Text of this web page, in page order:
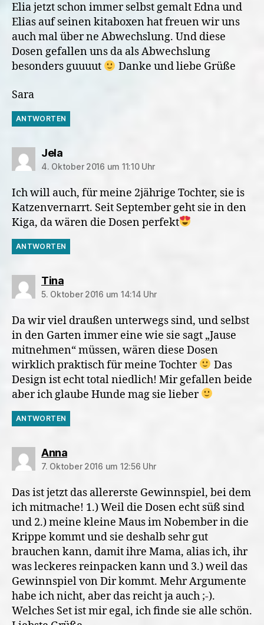
Elia jetzt schon immer selbst gemalt Edna und
Elias auf seinen kitaboxen hat freuen wir uns
auch mal über ne Abwechslung. Und diese
Dosen gefallen uns da als Abwechslung
besonders guuuut
Danke und liebe Grüße
Sara
ANTWORTEN
Jelasagt:
4. Oktober 2016 um 11:10 Uhr
Ich will auch, für meine 2jährige Tochter, sie is
Katzenvernarrt. Seit September geht sie in den
Kiga, da wären die Dosen perfekt
ANTWORTEN
Tinasagt:
5. Oktober 2016 um 14:14 Uhr
Da wir viel draußen unterwegs sind, und selbst
in den Garten immer eine wie sie sagt „Jause
mitnehmen“ müssen, wären diese Dosen
wirklich praktisch für meine Tochter
Das
Design ist echt total niedlich! Mir gefallen beide
aber ich glaube Hunde mag sie lieber
ANTWORTEN
Annasagt:
7. Oktober 2016 um 12:56 Uhr
Das ist jetzt das allererste Gewinnspiel, bei dem
ich mitmache! 1.) Weil die Dosen echt süß sind
und 2.) meine kleine Maus im Nobember in die
Krippe kommt und sie deshalb sehr gut
brauchen kann, damit ihre Mama, alias ich, ihr
was leckeres reinpacken kann und 3.) weil das
Gewinnspiel von Dir kommt. Mehr Argumente
habe ich nicht, aber das reicht ja auch ;-).
Welches Set ist mir egal, ich finde sie alle schön.